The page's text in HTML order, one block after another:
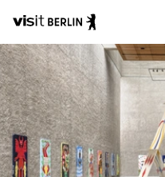
Aller
au
contenu
principal
Portail
officiel
du
tourisme
de
Berlin